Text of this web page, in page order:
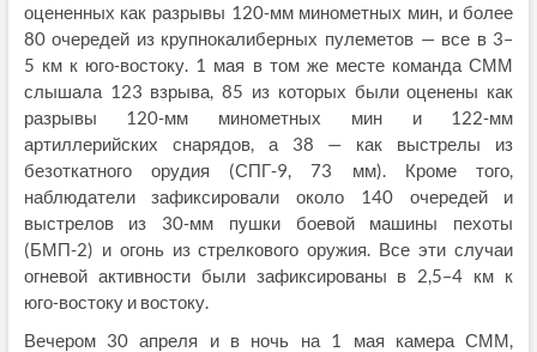
оцененных как разрывы 120‑мм минометных мин, и более
80 очередей из крупнокалиберных пулеметов — все в 3–
5 км к юго‑востоку. 1 мая в том же месте команда СММ
слышала 123 взрыва, 85 из которых были оценены как
разрывы 120‑мм минометных мин и 122‑мм
артиллерийских снарядов, а 38 — как выстрелы из
безоткатного орудия (СПГ‑9, 73 мм). Кроме того,
наблюдатели зафиксировали около 140 очередей и
выстрелов из 30‑мм пушки боевой машины пехоты
(БМП-2) и огонь из стрелкового оружия. Все эти случаи
огневой активности были зафиксированы в 2,5–4 км к
юго‑востоку и востоку.
Вечером 30 апреля и в ночь на 1 мая камера СММ,